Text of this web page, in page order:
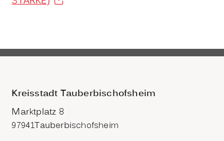
Kreisstadt Tauberbischofsheim
Marktplatz 8
97941Tauberbischofsheim